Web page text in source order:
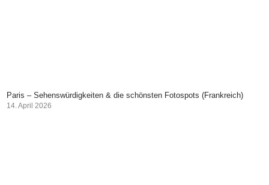
Paris – Sehenswürdigkeiten & die schönsten Fotospots (Frankreich)
14. April 2026